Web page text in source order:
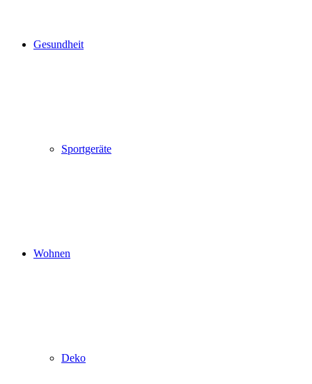
Gesundheit
Sportgeräte
Wohnen
Deko